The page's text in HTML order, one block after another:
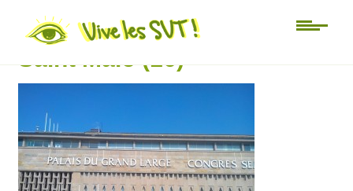
Printemps du Numérique
Saint Malo (16)